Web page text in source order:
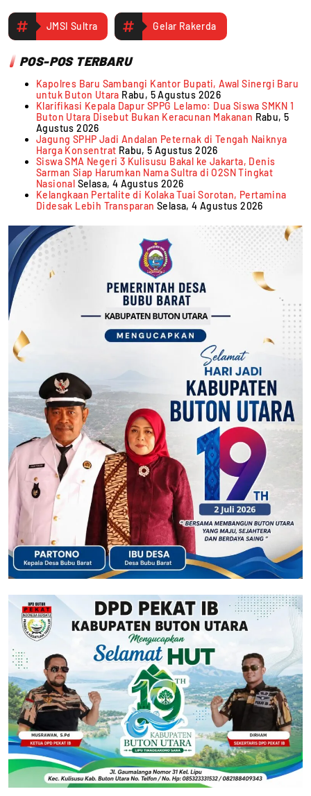
JMSI Sultra Gelar Rakerda
POS-POS TERBARU
Kapolres Baru Sambangi Kantor Bupati, Awal Sinergi Baru
untuk Buton Utara Rabu, 5 Agustus 2026
Klarifikasi Kepala Dapur SPPG Lelamo: Dua Siswa SMKN 1
Buton Utara Disebut Bukan Keracunan Makanan Rabu, 5
Agustus 2026
Jagung SPHP Jadi Andalan Peternak di Tengah Naiknya
Harga Konsentrat Rabu, 5 Agustus 2026
Siswa SMA Negeri 3 Kulisusu Bakal ke Jakarta, Denis
Sarman Siap Harumkan Nama Sultra di O2SN Tingkat
Nasional Selasa, 4 Agustus 2026
Kelangkaan Pertalite di Kolaka Tuai Sorotan, Pertamina
Didesak Lebih Transparan Selasa, 4 Agustus 2026